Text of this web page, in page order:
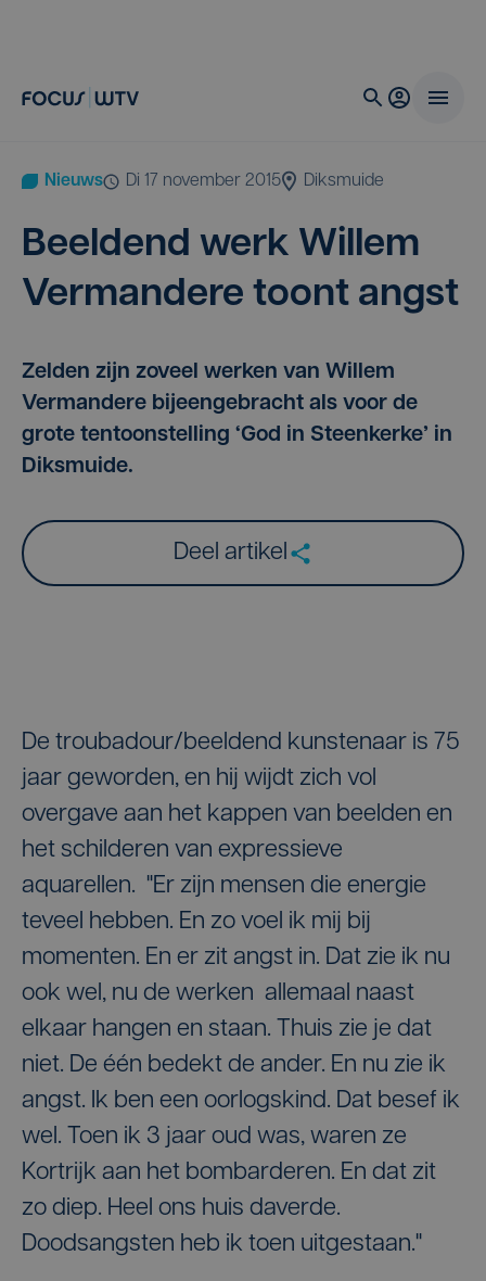
Nieuws di 17 november 2015 Diksmuide
Beel­dend werk Wil­lem
Ver­man­de­re toont angst
Zelden zijn zoveel werken van Willem
Vermandere bijeengebracht als voor de
grote tentoonstelling ‘God in Steenkerke’ in
Diksmuide.
Deel artikel
De troubadour/beeldend kunstenaar is 75
jaar geworden, en hij wijdt zich vol
overgave aan het kappen van beelden en
het schilderen van expressieve
aquarellen. "Er zijn mensen die energie
teveel hebben. En zo voel ik mij bij
momenten. En er zit angst in. Dat zie ik nu
ook wel, nu de werken allemaal naast
elkaar hangen en staan. Thuis zie je dat
niet. De één bedekt de ander. En nu zie ik
angst. Ik ben een oorlogskind. Dat besef ik
wel. Toen ik 3 jaar oud was, waren ze
Kortrijk aan het bombarderen. En dat zit
zo diep. Heel ons huis daverde.
Doodsangsten heb ik toen uitgestaan."